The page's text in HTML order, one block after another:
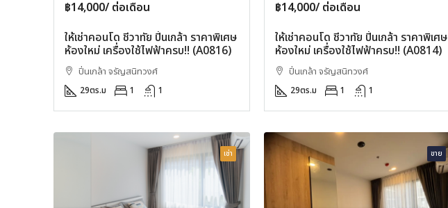
฿14,000/ ต่อเดือน
ให้เช่าคอนโด ชีวาทัย ปิ่นเกล้า ราคาพิเศษ
ห้องใหม่ เครื่องใช้ไฟฟ้าครบ!! (A0816)
ปิ่นเกล้า จรัญสนิทวงศ์
29ตร.ม 1 1
฿14,000/ ต่อเดือน
ให้เช่าคอนโด ชีวาทัย ปิ่นเกล้า ราคาพิเศษ
ห้องใหม่ เครื่องใช้ไฟฟ้าครบ!! (A0814)
ปิ่นเกล้า จรัญสนิทวงศ์
29ตร.ม 1 1
เช่า ขาย